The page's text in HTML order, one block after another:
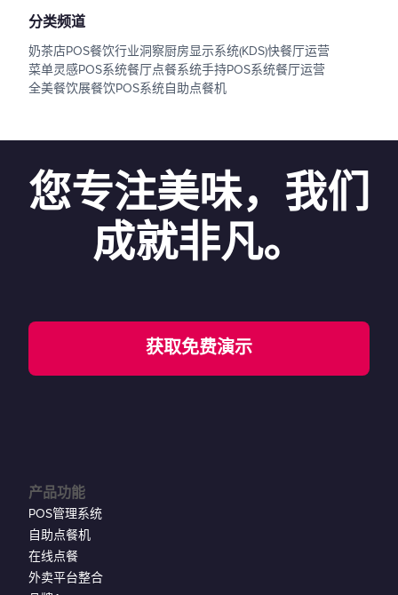
分类频道
奶茶店POS餐饮行业洞察厨房显示系统(KDS)快餐厅运营
菜单灵感POS系统餐厅点餐系统手持POS系统餐厅运营
全美餐饮展餐饮POS系统自助点餐机
您专注美味，我们
成就非凡。
获取免费演示
产品功能
POS管理系统
自助点餐机
在线点餐
外卖平台整合